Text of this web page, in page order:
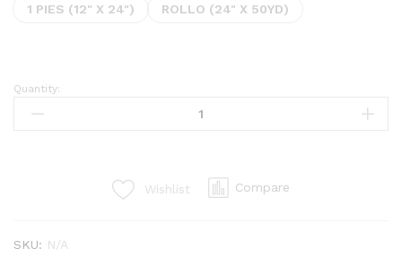
1 PIES (12" X 24") ROLLO (24" X 50YD)
FANTASY
1/4"
Quantity:
Wishlist Compare
SKU: N/A